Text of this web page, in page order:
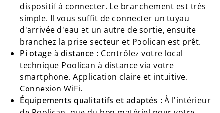
dispositif à connecter. Le branchement est très
simple. Il vous suffit de connecter un tuyau
d'arrivée d'eau et un autre de sortie, ensuite
branchez la prise secteur et Poolican est prêt.
Pilotage à distance : Contrôlez votre local
technique Poolican à distance via votre
smartphone. Application claire et intuitive.
Connexion WiFi.
Équipements qualitatifs et adaptés : À l'intérieur